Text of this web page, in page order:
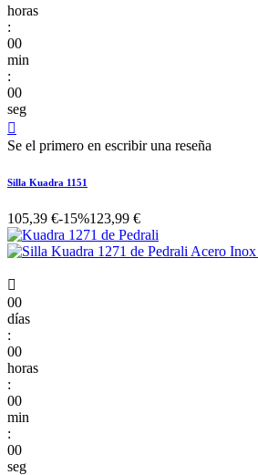
horas
:
00
min
:
00
seg

Se el primero en escribir una reseña
Silla Kuadra 1151
105,39 €-15%123,99 €

00
días
:
00
horas
:
00
min
:
00
seg